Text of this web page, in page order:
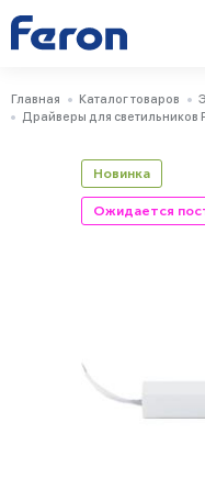
Главная Каталог товаров
Драйверы для светильников
Новинка
Ожидается